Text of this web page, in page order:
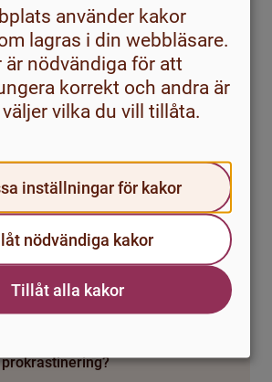
minimera distraktioner och hushålla
processen är att förändring tar tid.
inte att din ansträngning är förgäves.
Om du behöver hjälp med att
hur du kan få stöd.
använder kakor
lagras i din webbläsare.
är nödvändiga för att
korrekt och andra är
vilka du vill tillåta.
inställningar för kakor
nödvändiga kakor
Tillåt alla kakor